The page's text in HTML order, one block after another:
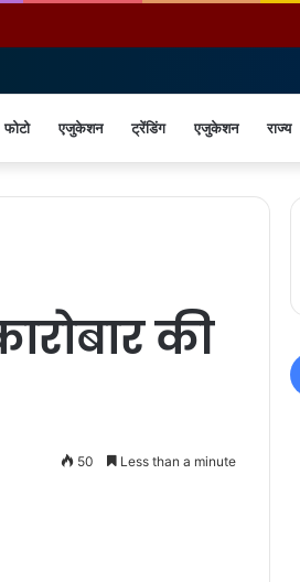
फोटो एजुकेशन ट्रेंडिंग एजुकेशन राज्य
की
50 Less than a minute